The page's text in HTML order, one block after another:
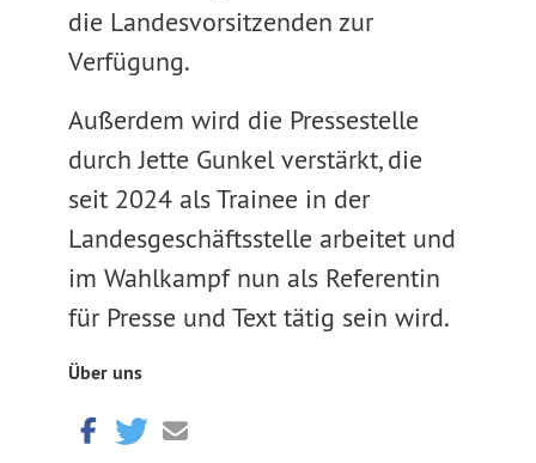
die Landesvorsitzenden zur
Verfügung.
Außerdem wird die Pressestelle
durch Jette Gunkel verstärkt, die
seit 2024 als Trainee in der
Landesgeschäftsstelle arbeitet und
im Wahlkampf nun als Referentin
für Presse und Text tätig sein wird.
Über uns